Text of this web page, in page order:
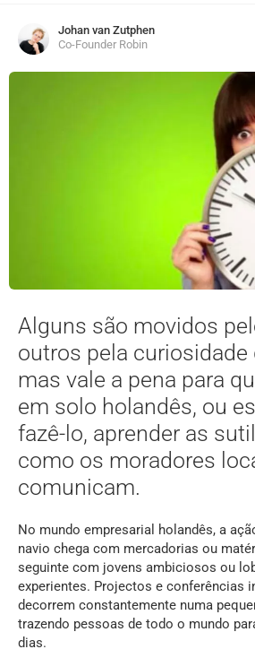
Johan van Zutphen
Co-Founder Robin
Alguns são movidos
outros pela curiosidade
mas vale a pena para
em solo holandês, ou
fazê-lo, aprender as
como os moradores
comunicam.
No mundo empresarial holandês, a
navio chega com mercadorias ou
seguinte com jovens ambiciosos ou
experientes. Projectos e conferências
decorrem constantemente numa
trazendo pessoas de todo o mundo
dias.